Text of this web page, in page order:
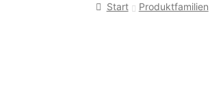
Start Produktfamilien